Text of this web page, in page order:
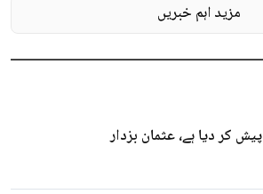
کر دیا ہے، عثمان بزدار
مزید اہم خبریں